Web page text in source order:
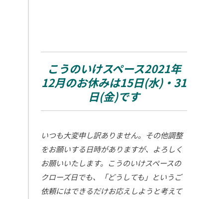
こうのいけスペース2021年
12月のお休みは15日(水)・31
日(金)です
いつも大変申し訳ありません。その他調整
をお願いする日時がありますが、よろしく
お願いいたします。こうのいけスペースの
クローズ日でも、「どうしても」というご
依頼にはできるだけお応えしようと考えて